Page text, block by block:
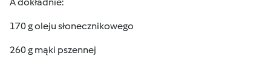
170 g oleju słonecznikowego
260 g mąki pszennej